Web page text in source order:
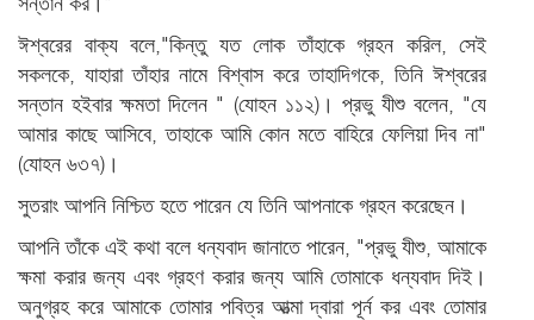
ঈশ্বরের বাক্য বলে,"কিন্তু যত লোক তাঁহাকে গ্রহন করিল, সেই
সকলকে, যাহারা তাঁহার নামে বিশ্বাস করে তাহাদিগকে, তিনি ঈশ্বরের
সন্তান হইবার ক্ষমতা দিলেন " (যোহন ১১২)। প্রভু যীশু বলেন, "যে
আমার কাছে আসিবে, তাহাকে আমি কোন মতে বাহিরে ফেলিয়া দিব না"
(যোহন ৬৩৭)।
সুতরাং আপনি নিশ্চিত হতে পারেন যে তিনি আপনাকে গ্রহন করেছেন।
আপনি তাঁকে এই কথা বলে ধন্যবাদ জানাতে পারেন, "প্রভু যীশু, আমাকে
ক্ষমা করার জন্য এবং গ্রহণ করার জন্য আমি তোমাকে ধন্যবাদ দিই।
অনুগ্রহ করে আমাকে তোমার পবিত্র আত্মা দ্বারা পূর্ন কর এবং তোমার